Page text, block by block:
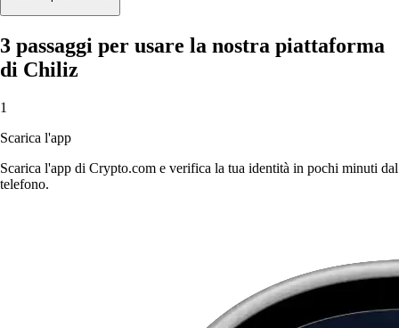
3 passaggi per usare la nostra piattaforma
di Chiliz
1
Scarica l'app
Scarica l'app di Crypto.com e verifica la tua identità in pochi minuti dal
telefono.